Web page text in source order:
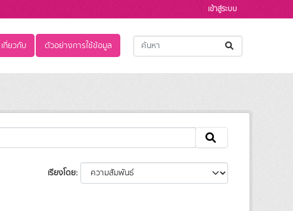
เข้าสู่ระบบ
เกี่ยวกับ ตัวอย่างการใช้ข้อมูล
เรียงโดย